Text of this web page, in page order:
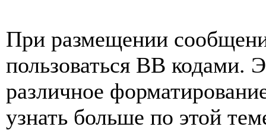
При размещении
пользоваться BB кодами.
различное
узнать больше по этой